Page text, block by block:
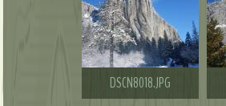
DSCN8018.JPG